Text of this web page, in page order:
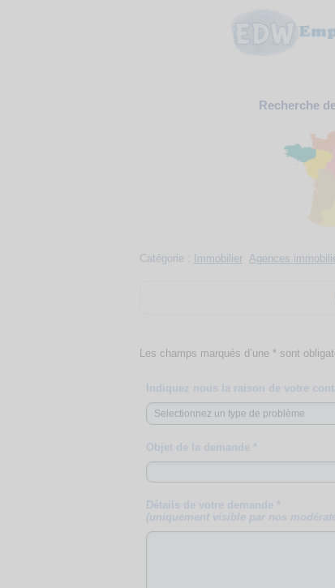
Recherche
Catégorie : Immobilier Agences
Les champs marqués d’une * sont
Indiquez nous la raison de votre
Objet de la demande *
Détails de votre demande *
(uniquement visible par nos